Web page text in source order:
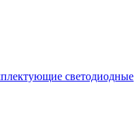
светодиодные